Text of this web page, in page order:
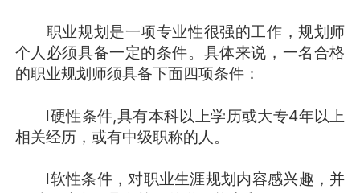
职业规划是一项专业性很强的工作，规划师
个人必须具备一定的条件。具体来说，一名合格
的职业规划师须具备下面四项条件：
l硬性条件,具有本科以上学历或大专4年以上
相关经历，或有中级职称的人。
l软性条件，对职业生涯规划内容感兴趣，并